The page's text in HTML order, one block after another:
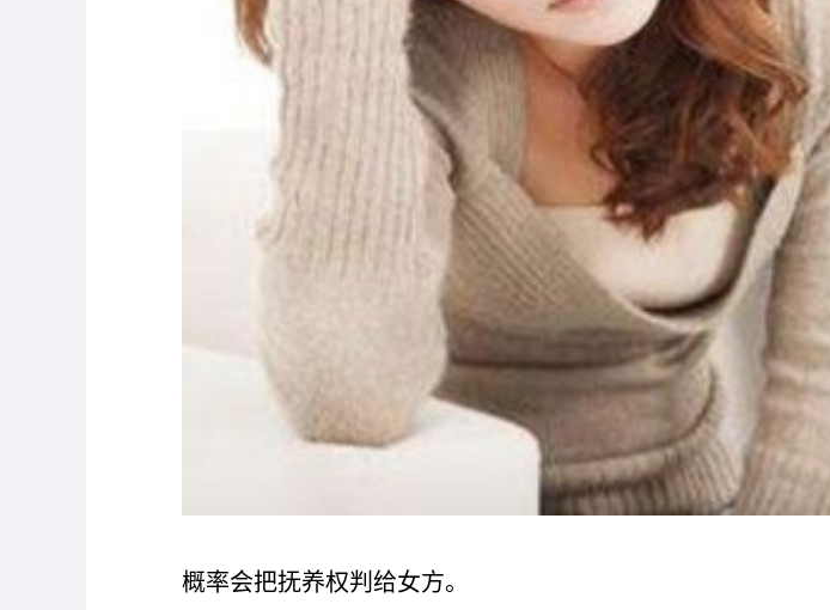
概率会把抚养权判给女方。